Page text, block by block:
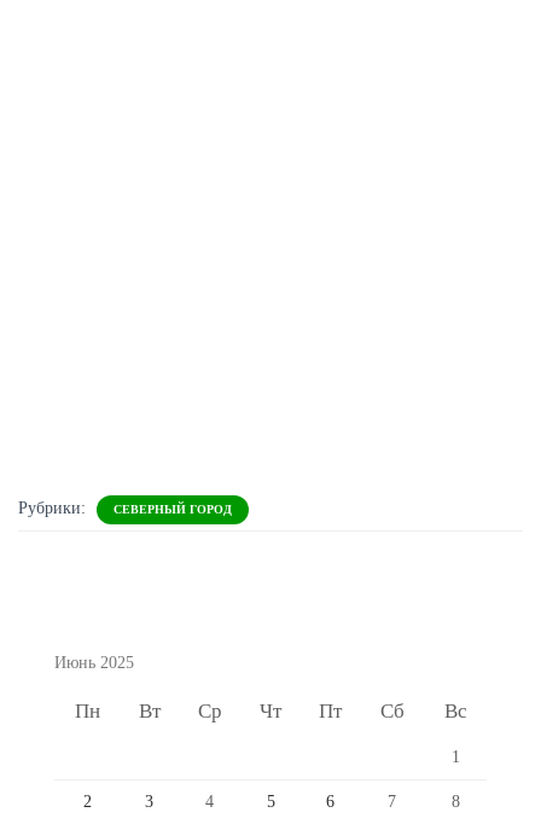
Рубрики: СЕВЕРНЫЙ ГОРОД
Июнь 2025
Пн Вт Ср Чт Пт Сб Вс
1
2 3 4 5 6 7 8